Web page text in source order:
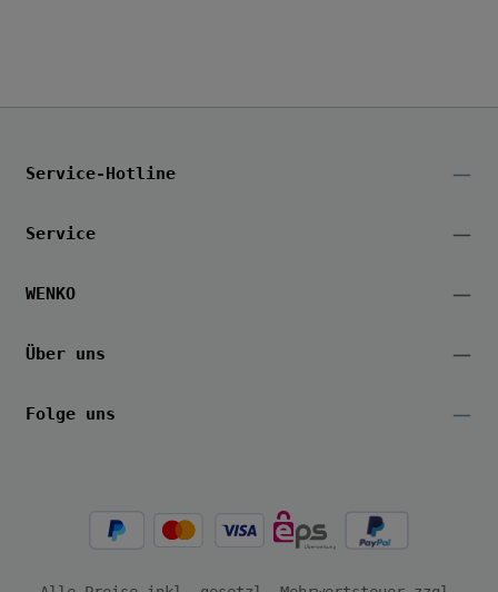
Service-Hotline
Service
WENKO
Über uns
Folge uns